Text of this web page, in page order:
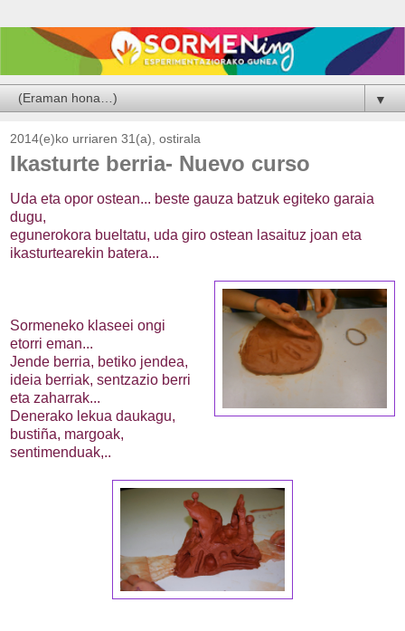
▼
2014(e)ko urriaren 31(a), ostirala
Ikasturte berria- Nuevo curso
Uda eta opor ostean... beste gauza batzuk egiteko garaia
dugu,
egunerokora bueltatu, uda giro ostean lasaituz joan eta
ikasturtearekin batera...
Sormeneko klaseei ongi
etorri eman...
Jende berria, betiko jendea,
ideia berriak, sentzazio berri
eta zaharrak...
Denerako lekua daukagu,
bustiña, margoak,
sentimenduak,..